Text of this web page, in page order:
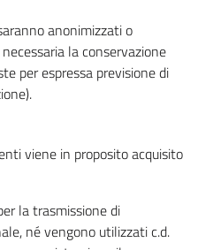
anonimizzati o
la conservazione
per espressa previsione di
viene in proposito acquisito
la trasmissione di
né vengono utilizzati c.d.